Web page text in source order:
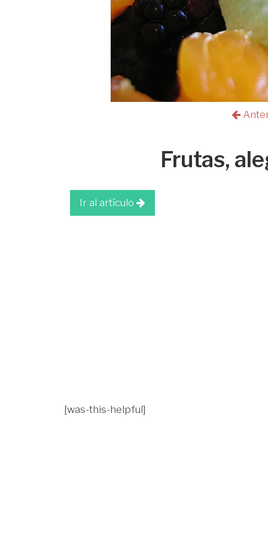
Frutas,
Ir al artículo
[was-this-helpful]